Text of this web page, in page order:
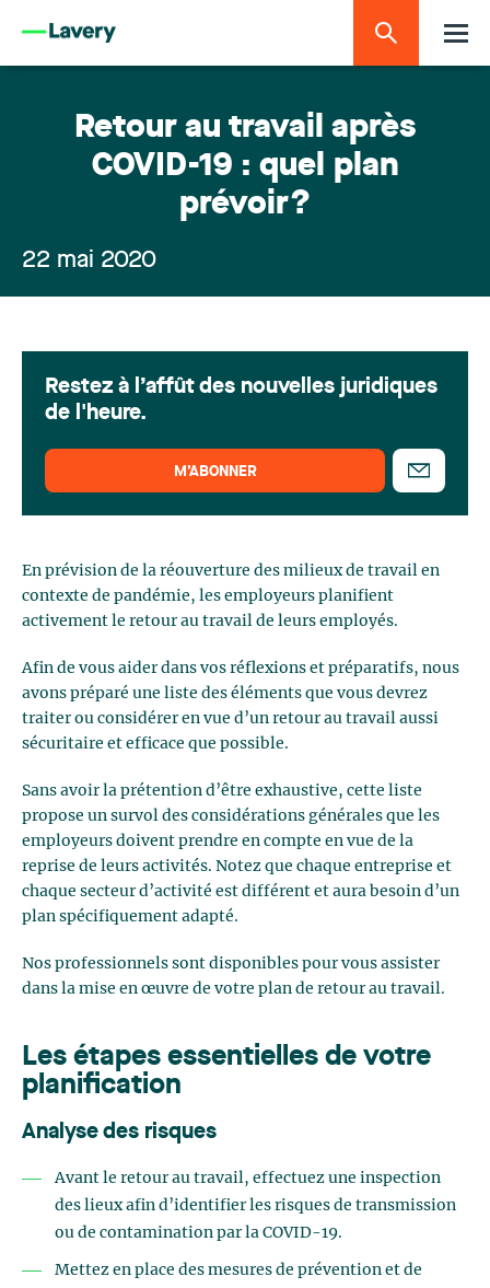
Retour au travail après
COVID-19 : quel plan
prévoir?
22 mai 2020
En prévision de la réouverture des milieux de travail en
contexte de pandémie, les employeurs planifient
activement le retour au travail de leurs employés.
Afin de vous aider dans vos réflexions et préparatifs, nous
avons préparé une liste des éléments que vous devrez
traiter ou considérer en vue d’un retour au travail aussi
sécuritaire et efficace que possible.
Sans avoir la prétention d’être exhaustive, cette liste
propose un survol des considérations générales que les
employeurs doivent prendre en compte en vue de la
reprise de leurs activités. Notez que chaque entreprise et
chaque secteur d’activité est différent et aura besoin d’un
plan spécifiquement adapté.
Nos professionnels sont disponibles pour vous assister
dans la mise en œuvre de votre plan de retour au travail.
Les étapes essentielles de votre
planification
Analyse des risques
Avant le retour au travail, effectuez une inspection
des lieux afin d’identifier les risques de transmission
ou de contamination par la COVID-19.
Mettez en place des mesures de prévention et de
Restez à l’affût des nouvelles juridiques
de l'heure.
M’ABONNER